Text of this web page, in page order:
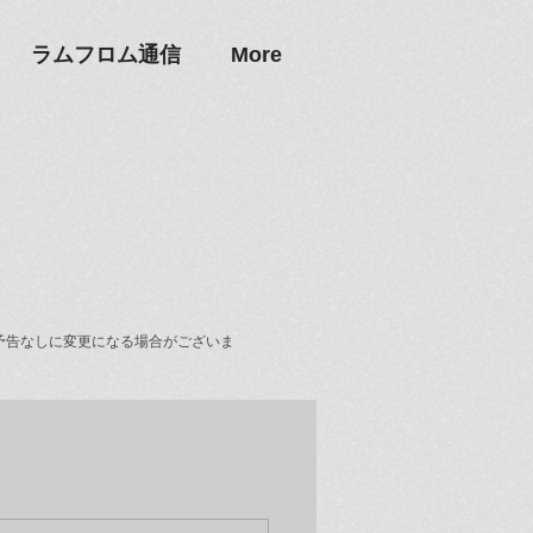
ラムフロム通信 More
なしに変更になる場合がございま